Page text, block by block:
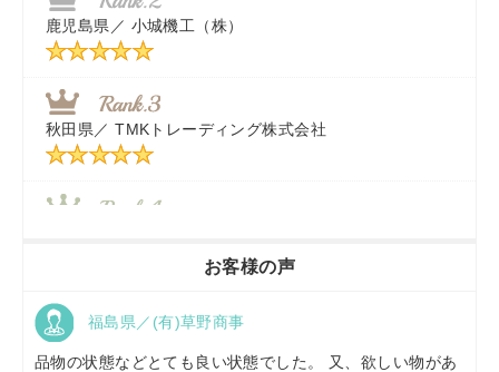
福岡県／株式会社カドワキ機械（旧ナカガワ農機商会）
東京都／
秋田県／ TMKトレーディング株式会社
鹿児島県／ 小城機工（株）
秋田県／ TMKトレーディング株式会社
京都府／
お客様の声
福島県／(有)草野商事
品物の状態などとても良い状態でした。 又、欲しい物があ